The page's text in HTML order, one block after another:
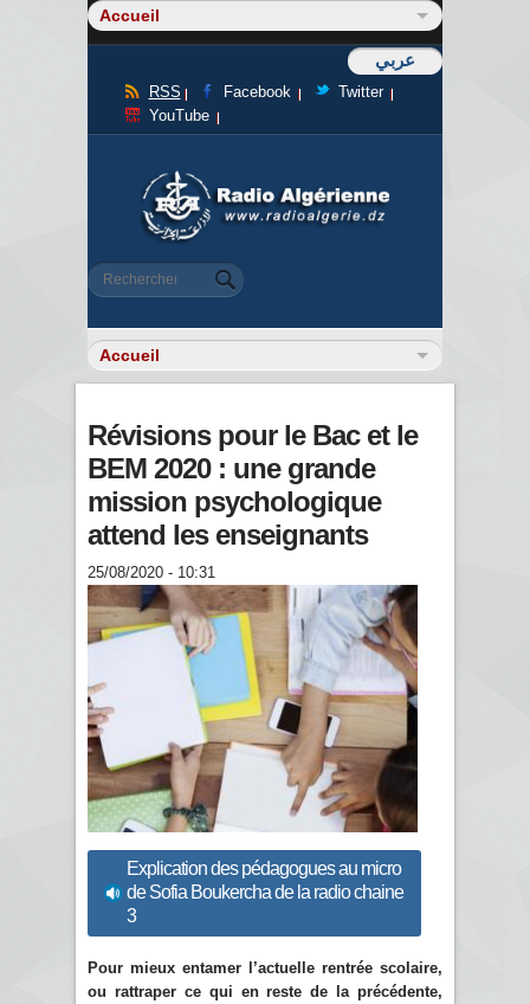
عربي
RSS Facebook
Twitter
YouTube
Formulaire de recherche
Rechercher
Révisions pour le Bac et le
BEM 2020 : une grande
mission psychologique
attend les enseignants
25/08/2020 - 10:31
Explication des pédagogues au micro
de Sofia Boukercha de la radio chaine
3
Pour mieux entamer l’actuelle rentrée scolaire,
ou rattraper ce qui en reste de la précédente,